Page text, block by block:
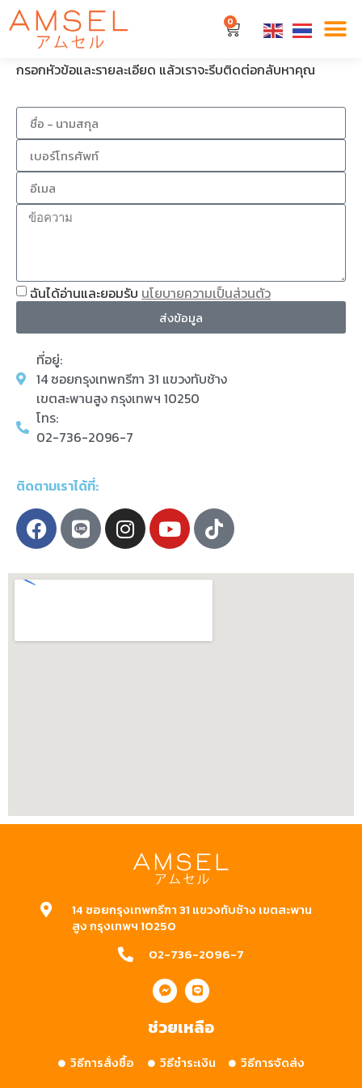
0
ที่อยู่:
14 ซอยกรุงเทพกรีฑา 31 แขวงทับช้าง
เขตสะพานสูง กรุงเทพฯ 10250
โทร:
02-736-2096-7
ติดตามเราได้ที่:
ติดต่อสอบถาม
กรอกหัวข้อและรายละเอียด แล้วเราจะรีบติดต่อกลับหาคุณ
ฉันได้อ่านและยอมรับ นโยบายความเป็นส่วนตัว
ส่งข้อมูล
14 ซอยกรุงเทพกรีฑา 31 แขวงทับช้าง เขตสะพาน
สูง กรุงเทพฯ 10250
02-736-2096-7
ช่วยเหลือ
วิธีการสั่งซื้อ วิธีชำระเงิน วิธีการจัดส่ง